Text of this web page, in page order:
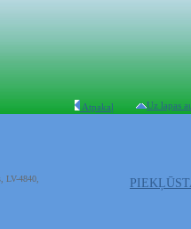
Atpakaļ Uz lapas
LV-4840,